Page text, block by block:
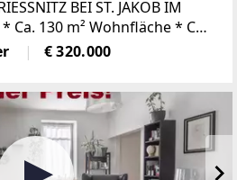
BEI ST. JAKOB IM
m²
+
€ 320.000